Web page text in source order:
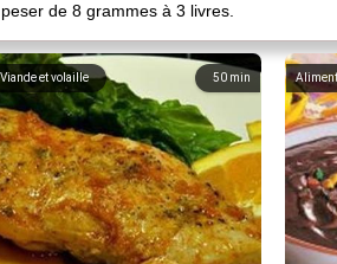
de 8 grammes à 3 livres.
50 min
Viande et volaille